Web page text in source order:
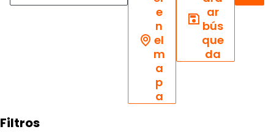
e
n
el
m
a
p
a
ar
bús
que
da
Filtros